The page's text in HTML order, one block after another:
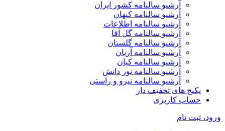
آرشیو سالنامه کشور ایران
آرشیو سالنامه کیهان
آرشیو سالنامه اطلاعات
آرشیو سالنامه گل آقا
آرشیو سالنامه گلستان
آرشیو سالنامه آریان
آرشیو سالنامه کیان
آرشیو سالنامه نور دانش
آرشیو سالنامه نیرو و راستی
پکیج های تخفیف دار
حساب کاربری
ورود، ثبت نام